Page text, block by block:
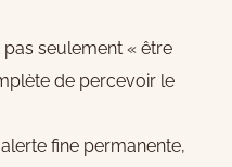
pas seulement « être
de percevoir le
fine permanente,